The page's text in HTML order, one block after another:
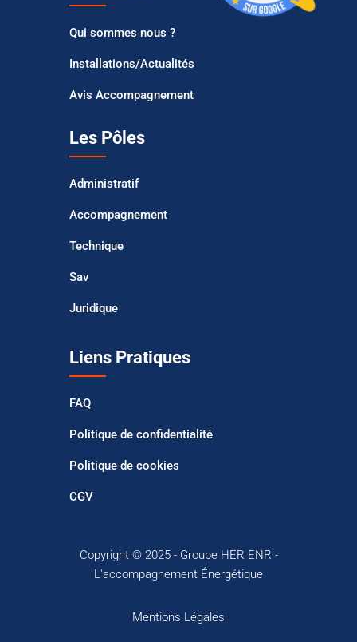
Qui sommes nous ?
Installations/Actualités
Avis Accompagnement
Les Pôles
Administratif
Accompagnement
Technique
Sav
Juridique
Liens Pratiques
FAQ
Politique de confidentialité
Politique de cookies
CGV
Copyright © 2025 - Groupe HER ENR -
L'accompagnement Énergétique
Mentions Légales